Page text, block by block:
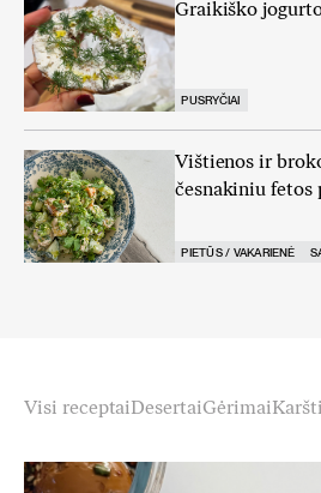
Graikiško
PUSRYČIAI
Vištienos ir
česnakiniu fetos
PIETŪS / VAKARIENĖ
Visi receptaiDesertaiGėrimai